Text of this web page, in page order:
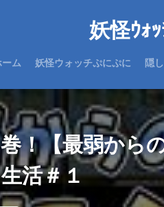
妖怪ｳｫ
ーム 妖怪ウォッチぷにぷに 隠
！【最弱から
活＃１